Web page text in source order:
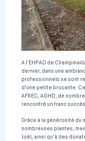
A l'EHPAD de
dernier, dans une
professionnels se sont
d'une petite brocante.
AFREC, AGHD, de
rencontré un franc succès.
Grâce à la générosité du
nombreuses plantes,
Joël, ainsi qu'à des